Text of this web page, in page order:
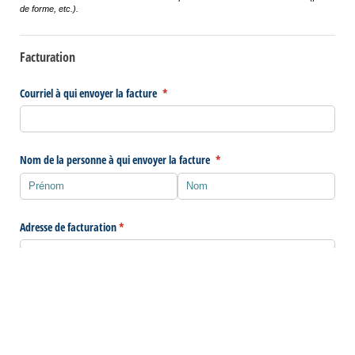
de forme, etc.).
Facturation
Courriel à qui envoyer la facture *
(requis)
Nom de la personne à qui envoyer la facture *
(requis)
Adresse de facturation*
(requis)